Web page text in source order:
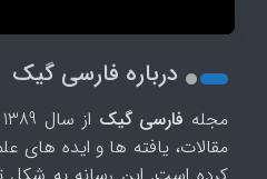
درباره فارسی گیک
مجله فارسی گیک
مقالات، یافته ها و ایده های